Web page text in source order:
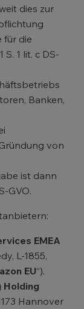
dies zur
für die
1 lit. c DS-
Banken,
von
ist dann
GVO.
EMEA
L-1855,
EU“).
Holding
Hannover